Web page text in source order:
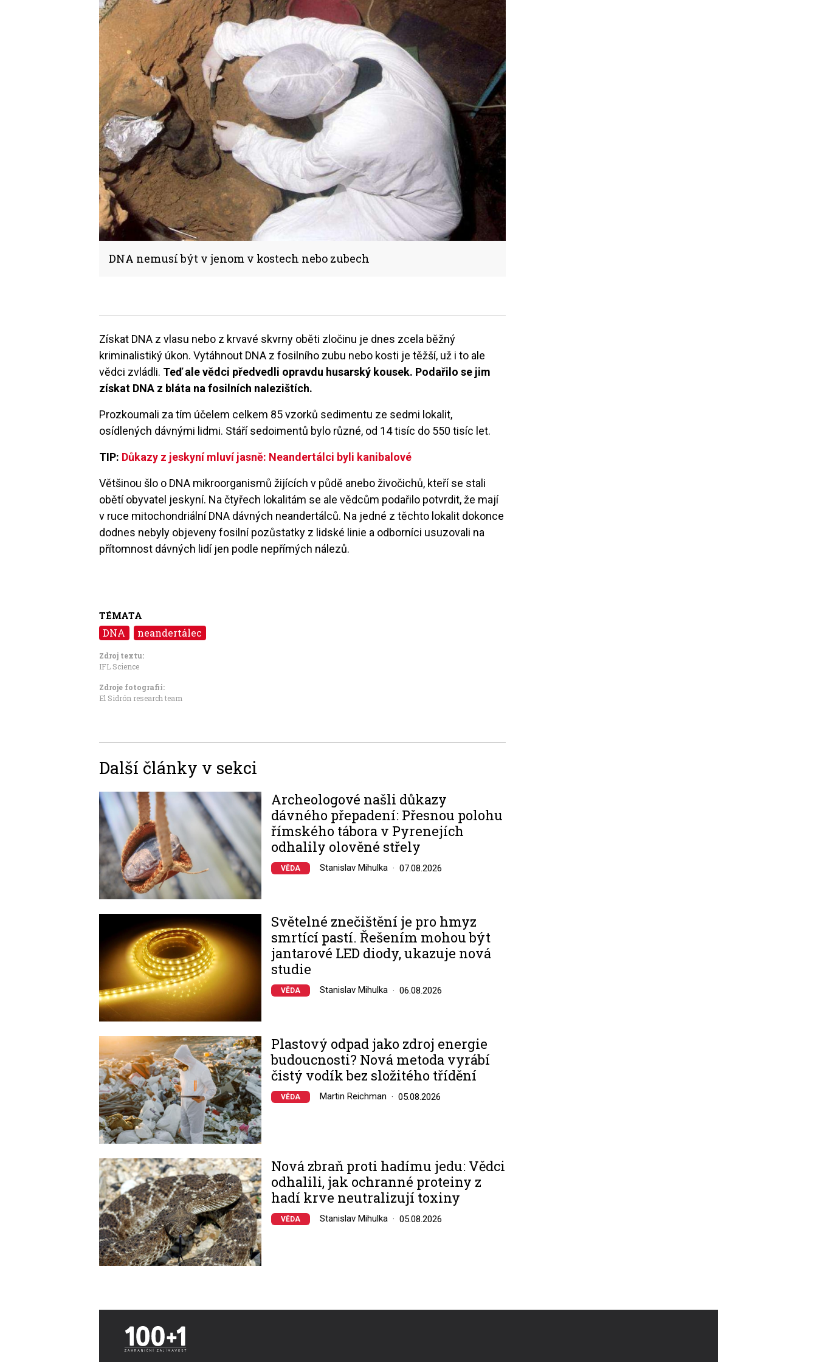
DNA nemusí být v jenom v kostech nebo zubech
Získat DNA z vlasu nebo z krvavé skvrny oběti zločinu je dnes zcela běžný
kriminalistiký úkon. Vytáhnout DNA z fosilního zubu nebo kosti je těžší, už i to ale
vědci zvládli. Teď ale vědci předvedli opravdu husarský kousek. Podařilo se jim
získat DNA z bláta na fosilních nalezištích.
Prozkoumali za tím účelem celkem 85 vzorků sedimentu ze sedmi lokalit,
osídlených dávnými lidmi. Stáří sedoimentů bylo různé, od 14 tisíc do 550 tisíc let.
TIP: Důkazy z jeskyní mluví jasně: Neandertálci byli kanibalové
Většinou šlo o DNA mikroorganismů žijících v půdě anebo živočichů, kteří se stali
obětí obyvatel jeskyní. Na čtyřech lokalitám se ale vědcům podařilo potvrdit, že mají
v ruce mitochondriální DNA dávných neandertálců. Na jedné z těchto lokalit dokonce
dodnes nebyly objeveny fosilní pozůstatky z lidské linie a odborníci usuzovali na
přítomnost dávných lidí jen podle nepřímých nálezů.
TÉMATA
DNA neandertálec
Zdroj textu:
IFL Science
Zdroje fotografii:
El Sidrón research team
Další články v sekci
Image
Archeologové našli důkazy
dávného přepadení: Přesnou polohu
římského tábora v Pyrenejích
odhalily olověné střely
VĚDA Stanislav Mihulka 07.08.2026
Světelné znečištění je pro hmyz
smrtící pastí. Řešením mohou být
jantarové LED diody, ukazuje nová
studie
VĚDA Stanislav Mihulka 06.08.2026
Image
Plastový odpad jako zdroj energie
budoucnosti? Nová metoda vyrábí
čistý vodík bez složitého třídění
VĚDA Martin Reichman 05.08.2026
Image
Nová zbraň proti hadímu jedu: Vědci
odhalili, jak ochranné proteiny z
hadí krve neutralizují toxiny
VĚDA Stanislav Mihulka 05.08.2026